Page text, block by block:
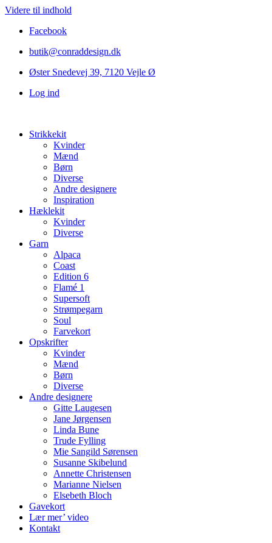
Videre til indhold
Facebook
butik@conraddesign.dk
Øster Snedevej 39, 7120 Vejle Ø
Log ind
Strikkekit
Kvinder
Mænd
Børn
Diverse
Andre designere
Inspiration
Hæklekit
Kvinder
Diverse
Garn
Alpaca
Coast
Edition 6
Flamé 1
Supersoft
Strømpegarn
Soul
Farvekort
Opskrifter
Kvinder
Mænd
Børn
Diverse
Andre designere
Gitte Laugesen
Jane Jørgensen
Linda Bune
Trude Fylling
Mie Sangild Sørensen
Susanne Skibelund
Annette Christensen
Marianne Nielsen
Elsebeth Bloch
Gavekort
Lær mer’ video
Kontakt